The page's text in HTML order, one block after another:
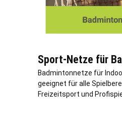
Sport-Netze für
Badmintonnetze für
geeignet für alle
Freizeitsport und